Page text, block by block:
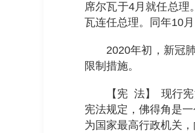
席尔瓦于4月就任总理
瓦连任总理。同年10
2020年初，新冠
限制措施。
【宪 法】 现行
宪法规定，佛得角是
为国家最高行政机关